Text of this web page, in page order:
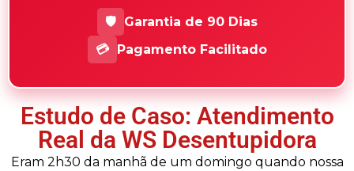
🛡️
Garantia de 90 Dias
💳
Pagamento Facilitado
Estudo de Caso: Atendimento
Real da WS Desentupidora
Eram 2h30 da manhã de um domingo quando nossa